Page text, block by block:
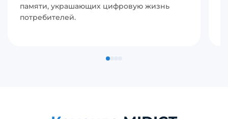
памяти, украшающих цифровую жизнь
потребителей.